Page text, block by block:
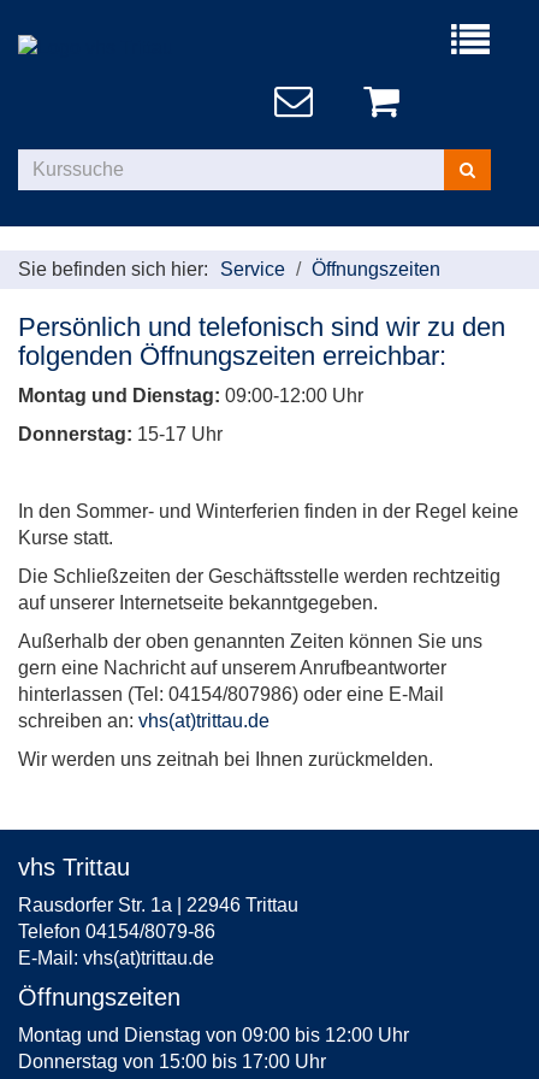
Menü
Kurse
suchen
Sie befinden sich hier: Service Öffnungszeiten
Persönlich und telefonisch sind wir zu den
folgenden Öffnungszeiten erreichbar:
Montag und Dienstag: 09:00-12:00 Uhr
Donnerstag: 15-17 Uhr
In den Sommer- und Winterferien finden in der Regel keine
Kurse statt.
Die Schließzeiten der Geschäftsstelle werden rechtzeitig
auf unserer Internetseite bekanntgegeben.
Außerhalb der oben genannten Zeiten können Sie uns
gern eine Nachricht auf unserem Anrufbeantworter
hinterlassen (Tel: 04154/807986) oder eine E-Mail
schreiben an: vhs(at)trittau.de
Wir werden uns zeitnah bei Ihnen zurückmelden.
vhs Trittau
Rausdorfer Str. 1a | 22946 Trittau
Telefon 04154/8079-86
E-Mail: vhs(at)trittau.de
Öffnungszeiten
Montag und Dienstag von 09:00 bis 12:00 Uhr
Donnerstag von 15:00 bis 17:00 Uhr